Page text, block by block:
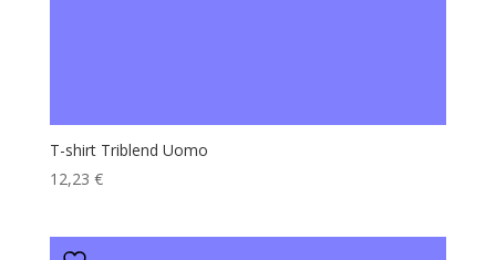
T-shirt Triblend Uomo
12,23 €